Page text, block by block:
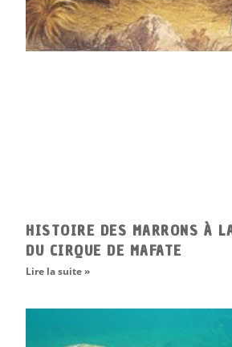
HISTOIRE DES MARRONS À
DU CIRQUE DE MAFATE
Lire la suite »